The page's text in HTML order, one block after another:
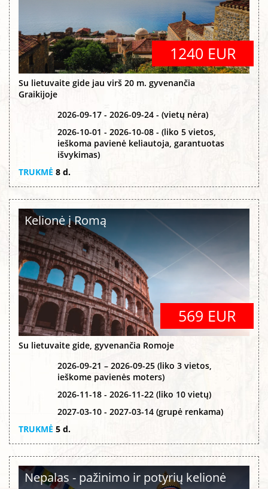
1240 EUR
Su lietuvaite gide jau virš 20 m. gyvenančia
Graikijoje
2026-09-17 - 2026-09-24 - (vietų nėra)
2026-10-01 - 2026-10-08 - (liko 5 vietos,
ieškoma pavienė keliautoja, garantuotas
išvykimas)
TRUKMĖ 8 d.
Kelionė į Romą
569 EUR
Su lietuvaite gide, gyvenančia Romoje
2026-09-21 – 2026-09-25 (liko 3 vietos,
ieškome pavienės moters)
2026-11-18 - 2026-11-22 (liko 10 vietų)
2027-03-10 - 2027-03-14 (grupė renkama)
TRUKMĖ 5 d.
Nepalas - pažinimo ir potyrių kelionė